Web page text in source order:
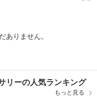
ありません。
リーの人気ランキング
もっと見る